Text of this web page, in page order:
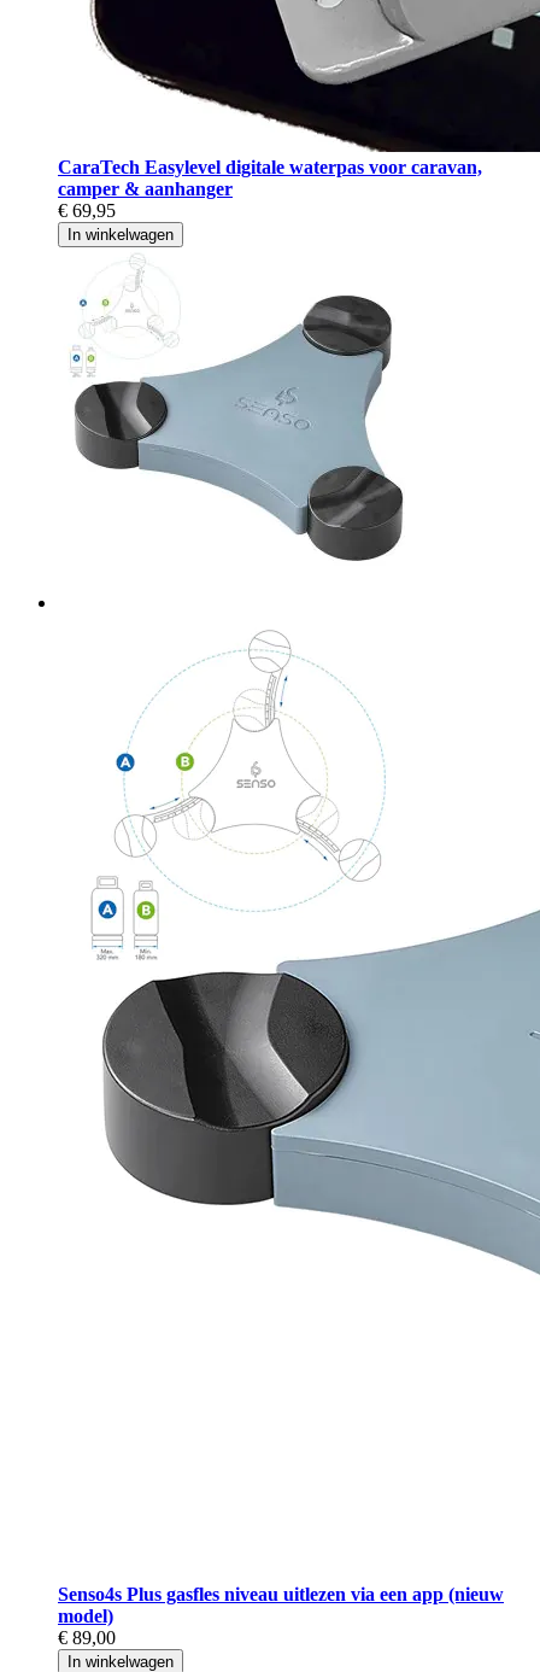
CaraTech Easylevel digitale waterpas voor caravan,
camper & aanhanger
€ 69,95
In winkelwagen
Senso4s Plus gasfles niveau uitlezen via een app (nieuw
model)
€ 89,00
In winkelwagen